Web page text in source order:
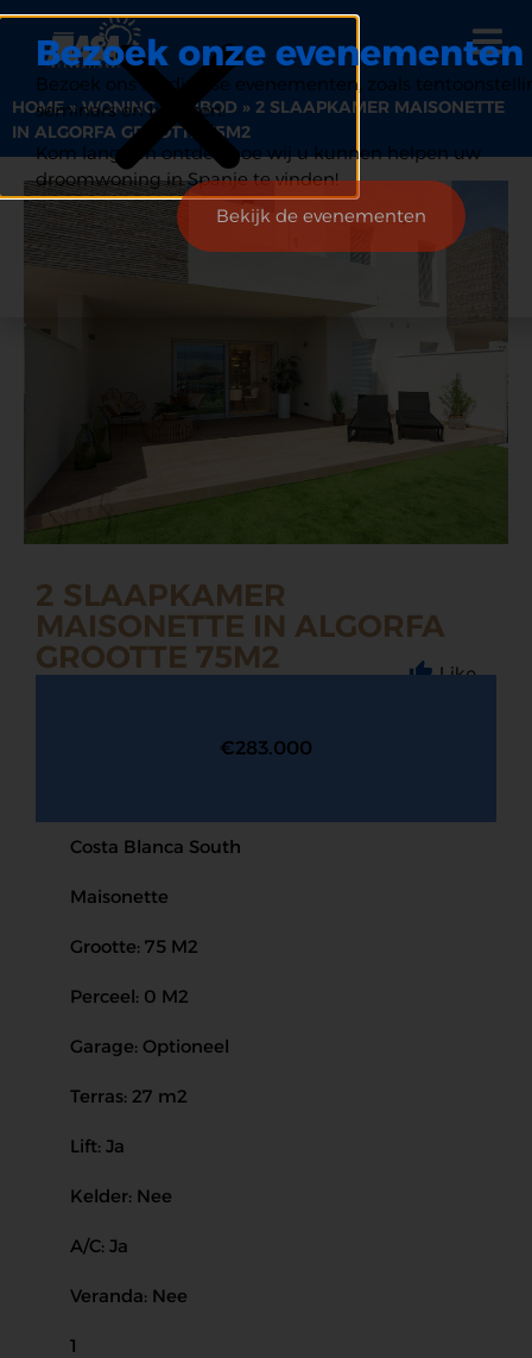
HOME»WONING AANBOD » 2 SLAAPKAMER MAISONETTE
IN ALGORFA GROOTTE 75M2
2 SLAAPKAMER
MAISONETTE IN ALGORFA
GROOTTE 75M2
Like
€283.000
Costa Blanca South
Maisonette
Grootte: 75 M2
Perceel: 0 M2
Garage: Optioneel
Terras: 27 m2
Lift: Ja
Kelder: Nee
A/C: Ja
Veranda: Nee
1
Bezoek onze evenementen
Bezoek ons op diverse evenementen, zoals
seminars en beurzen.
Kom langs en ontdek hoe wij u kunnen helpen uw
droomwoning in Spanje te vinden!